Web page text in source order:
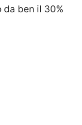
da ben il 30%